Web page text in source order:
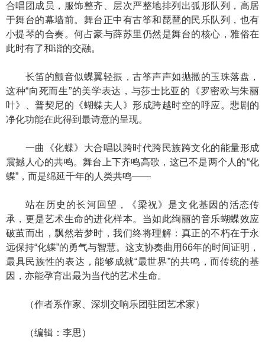
合唱团成员，服饰整齐、层次严整地排列出弧形队列，高居
于舞台的幕墙前。舞台正中有古筝和琵琶的民乐队列，也有
小提琴的合奏。何占豪与薛苏里仍然是舞台的核心，雅俗在
此时有了和谐的交融。
长笛的颤音似蝶翼轻振，古筝声声如抛撒的玉珠落盘，
这种“向死而生”的美学表达，与莎士比亚的《罗密欧与朱丽
叶》、普契尼的《蝴蝶夫人》形成跨越时空的呼应。悲剧的
净化功能在此得到最诗意的呈现。
一曲《化蝶》大合唱以跨时代跨民族跨文化的能量形成
震撼人心的共鸣。舞台上下齐鸣高歌，这已不是两个人的“化
蝶”，而是绵延千年的人类共鸣——
站在历史的长河回望，《梁祝》是文化基因的活态传
承，更是艺术生命的进化样本。当如此绚丽的音乐蝴蝶效应
破茧而出，飘然若梦时，我们终将理解：真正的不朽在于永
远保持“化蝶”的勇气与智慧。这支协奏曲用66年的时间证明，
最具民族性的表达，能够成就“最世界”的共鸣，而传统的基
因，亦能孕育出最为当代的艺术生命。
（作者系作家、深圳交响乐团驻团艺术家）
（编辑：李思）